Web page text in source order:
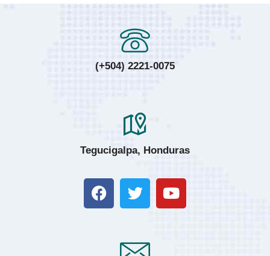
(+504) 2221-0075
Tegucigalpa, Honduras